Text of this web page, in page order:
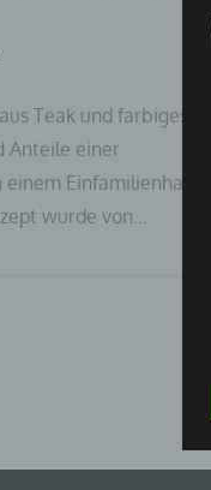
Teak und farbiges
Anteile einer
Einfamilienhaus.
wurde von…